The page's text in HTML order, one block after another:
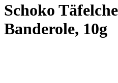
Schoko
Banderole, 10g